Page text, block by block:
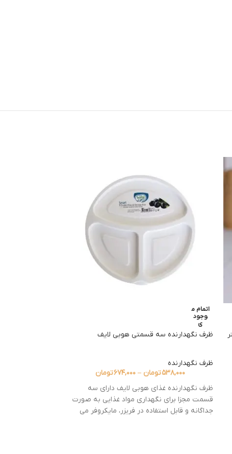
اتمام م
وجود
ی
ظرف نگهدارنده سه قسمتی هوبی لایف
ظرف نگهدارنده
۵۳۸,۰۰۰تومان – ۶۷۴,۰۰۰تومان
ظرف نگهدارنده غذای هوبی لایف دارای سه
قسمت مجزا برای نگهداری مواد غذایی به صورت
جداگانه و قابل استفاده در فریزر، مایکروفر می